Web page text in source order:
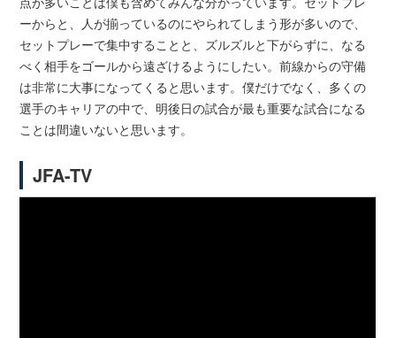
ーからと、人が揃っているのにやられてしまう形が多いので、
セットプレーで集中することと、ズルズルと下がらずに、なる
べく相手をゴールから遠ざけるようにしたい。前線からの守備
は非常に大事になってくると思います。僕だけでなく、多くの
選手のキャリアの中で、明後日の試合が最も重要な試合になる
ことは間違いないと思います。
JFA-TV